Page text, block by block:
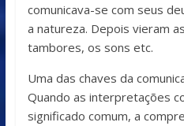
comunicava-se com seus
a natureza. Depois vieram
tambores, os sons etc.
Uma das chaves da
Quando as inter­pretações
significado comum, a